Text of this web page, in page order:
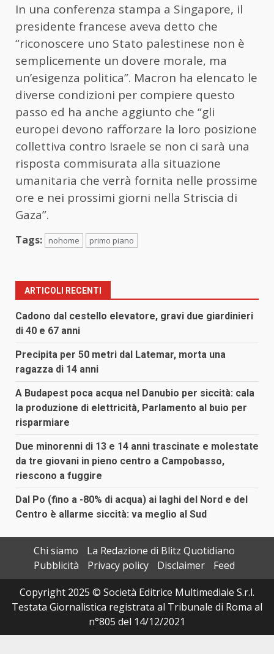
In una conferenza stampa a Singapore, il
presidente francese aveva detto che
“riconoscere uno Stato palestinese non è
semplicemente un dovere morale, ma
un’esigenza politica”. Macron ha elencato le
diverse condizioni per compiere questo
passo ed ha anche aggiunto che “gli
europei devono rafforzare la loro posizione
collettiva contro Israele se non ci sarà una
risposta commisurata alla situazione
umanitaria che verrà fornita nelle prossime
ore e nei prossimi giorni nella Striscia di
Gaza”.
Tags: nohome primo piano
ARTICOLI RECENTI
Cadono dal cestello elevatore, gravi due giardinieri
di 40 e 67 anni
Precipita per 50 metri dal Latemar, morta una
ragazza di 14 anni
A Budapest poca acqua nel Danubio per siccità: cala
la produzione di elettricità, Parlamento al buio per
risparmiare
Due minorenni di 13 e 14 anni trascinate e molestate
da tre giovani in pieno centro a Campobasso,
riescono a fuggire
Dal Po (fino a -80% di acqua) ai laghi del Nord e del
Centro è allarme siccità: va meglio al Sud
Chi siamo
La Redazione di Blitz Quotidiano
Pubblicità
Privacy policy Disclaimer
Feed
Copyright 2025 © Società Editrice Multimediale S.r.l.
Testata Giornalistica registrata al Tribunale di Roma al
n°805 del 14/12/2021